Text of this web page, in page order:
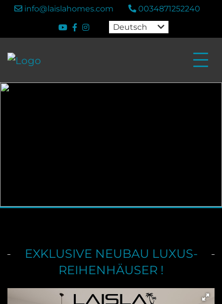
info@laislahomes.com
0034871252240
Deutsch
EXKLUSIVE NEUBAU LUXUS-
REIHENHÄUSER !